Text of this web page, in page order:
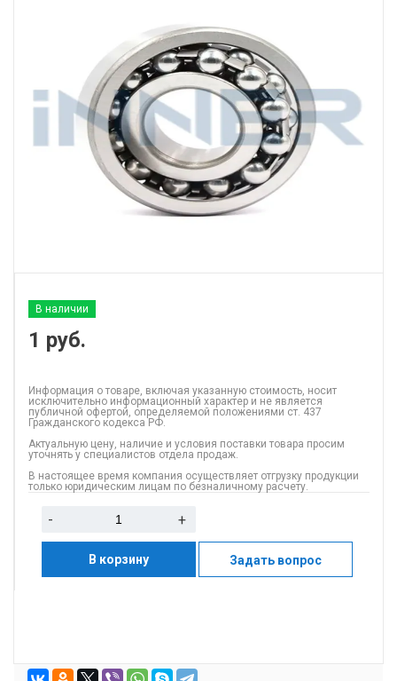
В наличии
1 руб.
Информация о товаре, включая указанную стоимость, носит
исключительно информационный характер и не является
публичной офертой, определяемой положениями ст. 437
Гражданского кодекса РФ.
Актуальную цену, наличие и условия поставки товара просим
уточнять у специалистов отдела продаж.
В настоящее время компания осуществляет отгрузку продукции
только юридическим лицам по безналичному расчету.
- +
В корзину Задать вопрос